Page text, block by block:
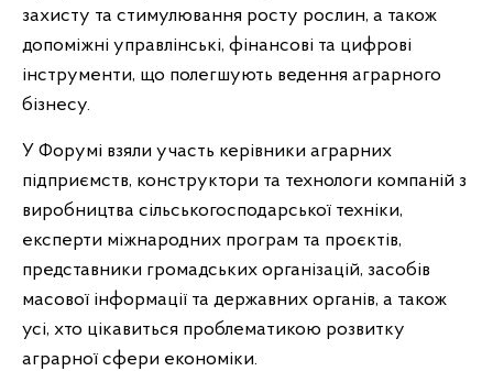
захисту та стимулювання росту рослин, а також
допоміжні управлінські, фінансові та цифрові
інструменти, що полегшують ведення аграрного
бізнесу.
У Форумі взяли участь керівники аграрних
підприємств, конструктори та технологи компаній з
виробництва сільськогосподарської техніки,
експерти міжнародних програм та проєктів,
представники громадських організацій, засобів
масової інформації та державних органів, а також
усі, хто цікавиться проблематикою розвитку
аграрної сфери економіки.